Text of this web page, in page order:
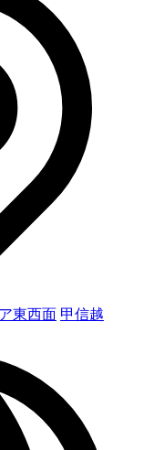
東西面 甲信越